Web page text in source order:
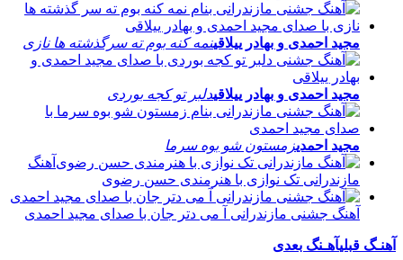
مجید احمدی و بهادر ییلاقینمه کنه بوم ته سرگذشته ها نازی
مجید احمدی و بهادر ییلاقیدلبر تو کجه بوردی
مجید احمدیزمستون شو بوه سرما
آهنگ
مازندرانی تک نوازی با هنرمندی حسن رضوی
آهنگ جشنی مازندرانی آ می دتر جان با صدای مجید احمدی
آهنـگ قبلیآهـنگ بعدی